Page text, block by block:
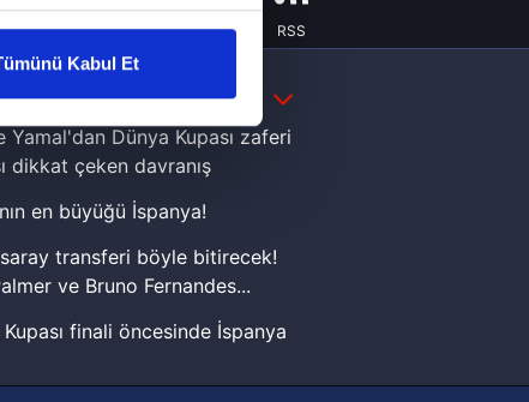
karşılamak
gösterilmeyecektir."
kullanılmaktadır. Bu
sunulması
ve sizlere yönelik
detaylı bilgi için Ayarlar
ve sitemizde ilgili
Kabul Et
Instagram Flipboard Youtube RSS
DAHA FAZLA
Yamal'dan Dünya Kupası zaferi
dikkat çeken davranış
en büyüğü İspanya!
transferi böyle bitirecek!
ve Bruno Fernandes...
finali öncesinde İspanya